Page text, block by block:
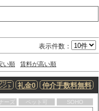
表示件数：
い順 賃料が高い順
仲介手数料無料
礼金0
リー
ント
ーズ ペット可 SOHO